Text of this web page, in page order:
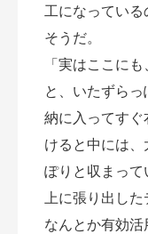
工になってい
そうだ。
「実はここに
と、いたずら
納に入ってす
けると中には
ぽりと収まっ
上に張り出し
なんとか有効